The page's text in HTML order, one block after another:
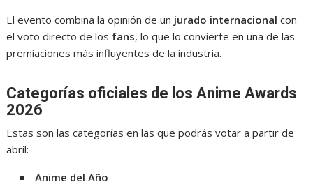
El evento combina la opinión de un jurado internacional con
el voto directo de los fans, lo que lo convierte en una de las
premiaciones más influyentes de la industria.
Categorías oficiales de los Anime Awards
2026
Estas son las categorías en las que podrás votar a partir de
abril:
Anime del Año